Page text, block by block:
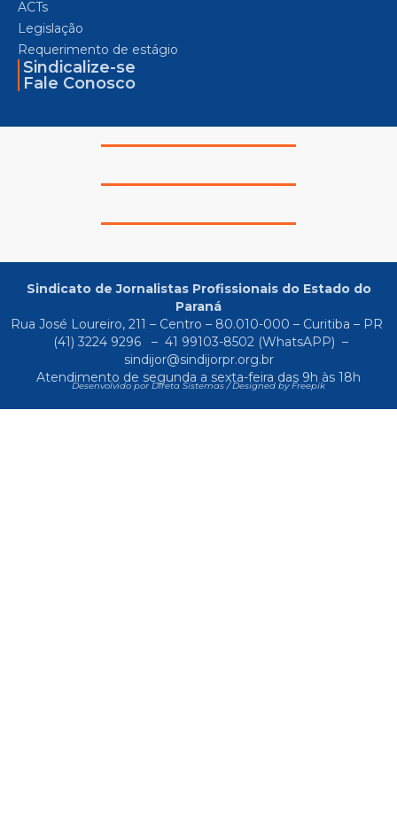
ACTs
Legislação
Requerimento de estágio
Sindicalize-se
Fale Conosco
Sindicato de Jornalistas Profissionais do Estado do
Paraná
Rua José Loureiro, 211 – Centro – 80.010-000 – Curitiba – PR
(41) 3224 9296
– 41 99103-8502(WhatsAPP) –
sindijor@sindijorpr.org.br
Atendimento de segunda a sexta-feira das 9h às 18h
Desenvolvido por Direta Sistemas /Designed by Freepik